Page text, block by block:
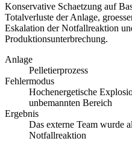
Konservative Schaetzung auf
Totalverluste der Anlage,
Eskalation der Notfallreaktion
Produktionsunterbrechung.
Anlage
Pelletierprozess
Fehlermodus
Hochenergetische
unbemannten Bereich
Ergebnis
Das externe Team wurde
Notfallreaktion